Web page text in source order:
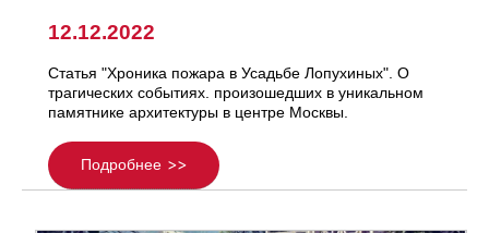
12.12.2022
Статья "Хроника пожара в Усадьбе Лопухиных". О
трагических событиях. произошедших в уникальном
памятнике архитектуры в центре Москвы.
Подробнее